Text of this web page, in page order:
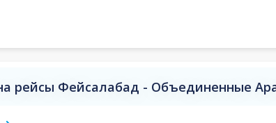
рейсы Фейсалабад - Объединенные